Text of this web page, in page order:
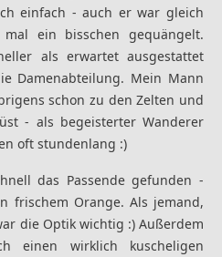
einfach - auch er war gleich
ein bisschen gequängelt.
als erwartet ausgestattet
Damenabteilung. Mein Mann
schon zu den Zelten und
- als begeisterter Wanderer
oft stundenlang :)
das Passende gefunden -
frischem Orange. Als jemand,
die Optik wichtig :) Außerdem
einen wirklich kuscheligen